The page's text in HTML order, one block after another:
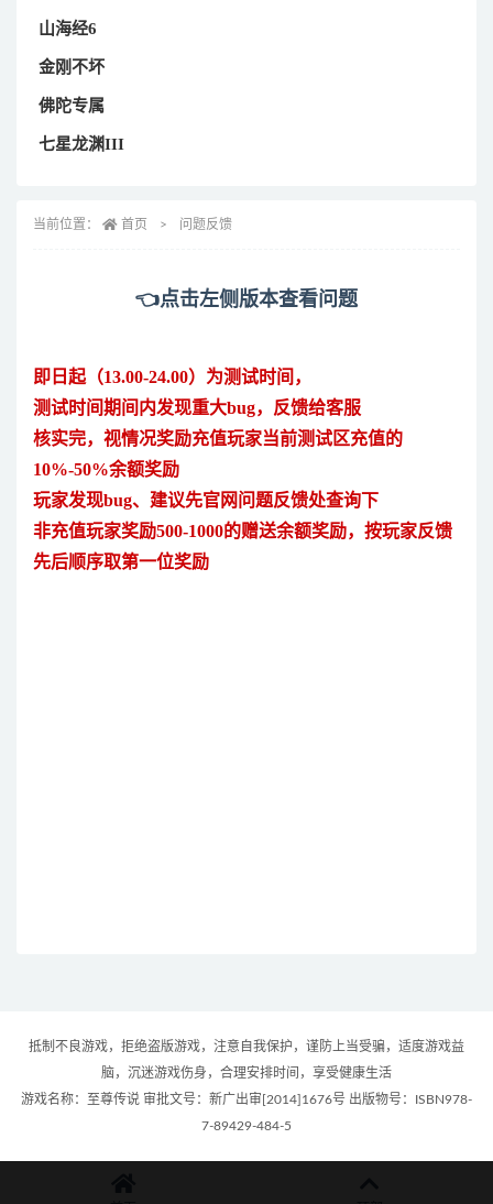
山海经6
金刚不坏
佛陀专属
七星龙渊III
当前位置： 首页 问题反馈
👈点击左侧版本查看问题
即日起（13.00-24.00）为测试时间，
测试时间期间内发现重大bug，反馈给客服
核实完，视情况奖励充值玩家当前测试区充值的
10%-50%余额奖励
玩家发现bug、建议先官网问题反馈处查询下
非充值玩家奖励500-1000的赠送余额奖励，按玩家反馈
先后顺序取第一位奖励
抵制不良游戏，拒绝盗版游戏，注意自我保护，谨防上当受骗，适度游戏益
脑，沉迷游戏伤身，合理安排时间，享受健康生活
游戏名称：至尊传说 审批文号：新广出审[2014]1676号 出版物号：ISBN978-
7-89429-484-5